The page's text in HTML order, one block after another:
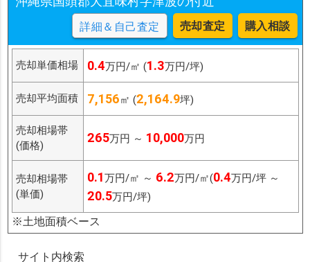
詳細＆自己査定 売却査定 購入相談
売却単価相場 0.4万円/㎡ (1.3万円/坪)
売却平均面積 7,156㎡ (2,164.9坪)
売却相場帯
(価格)
265万円 ～ 10,000万円
売却相場帯
(単価)
0.1万円/㎡ ～ 6.2万円/㎡(0.4万円/坪 ～
20.5万円/坪)
※土地面積ベース
サイト内検索